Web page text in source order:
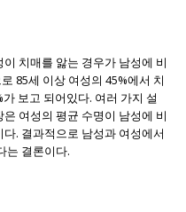
치매를 앓는 경우가 남성에 비
85세 이상 여성의 45%에서 치
보고 되어있다. 여러 가지 설
여성의 평균 수명이 남성에 비
. 결과적으로 남성과 여성에서
는 결론이다.